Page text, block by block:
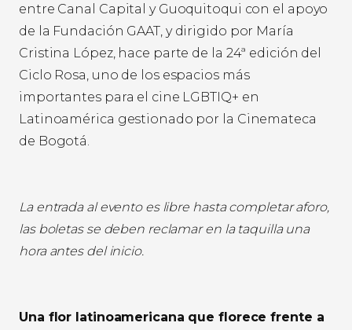
entre Canal Capital y Guoquitoqui con el apoyo
de la Fundación GAAT, y dirigido por María
Cristina López, hace parte de la 24ª edición del
Ciclo Rosa, uno de los espacios más
importantes para el cine LGBTIQ+ en
Latinoamérica gestionado por la Cinemateca
de Bogotá.
La entrada al evento es libre hasta completar aforo,
las boletas se deben reclamar en la taquilla una
hora antes del inicio.
Una flor latinoamericana que florece frente a